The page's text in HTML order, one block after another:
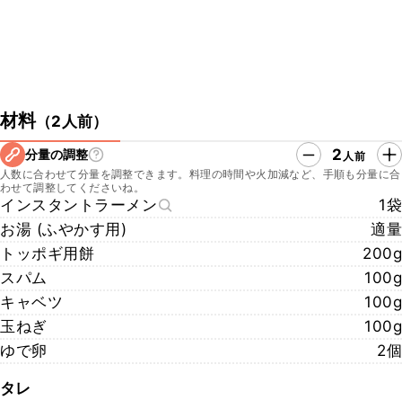
材料（2人前）
分量の調整 2 人前
人数に合わせて分量を調整できます。料理の時間や火加減など、手順も分量に合
わせて調整してくださいね。
インスタントラーメン
1袋
お湯 (ふやかす用)
適量
トッポギ用餅
200g
スパム
100g
キャベツ
100g
玉ねぎ
100g
ゆで卵
2個
タレ